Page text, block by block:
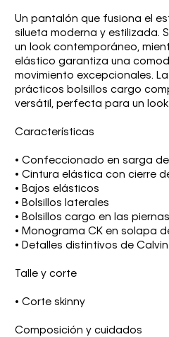
Un pantalón que fusiona el
silueta moderna y estilizada.
un look contemporáneo,
elástico garantiza una
movimiento excepcionales.
prácticos bolsillos cargo
versátil, perfecta para un
Características
• Confeccionado en sarga
• Cintura elástica con cierre
• Bajos elásticos
• Bolsillos laterales
• Bolsillos cargo en las piernas
• Monograma CK en solapa
• Detalles distintivos de Calvin
Talle y corte
• Corte skinny
Composición y cuidados